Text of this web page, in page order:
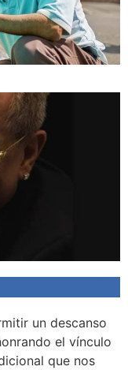
un descanso
el vínculo
que nos